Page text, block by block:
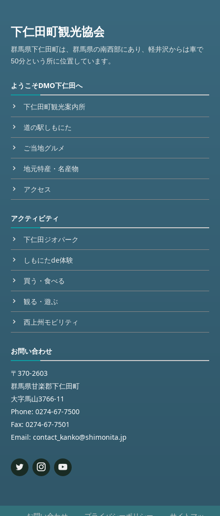
群馬県下仁田町は、群馬県の南西部にあり、軽井沢からは車で
50分という所に位置しています。
ようこそDMO下仁田へ
下仁田町観光案内所
道の駅しもにた
ご当地グルメ
地元特産・名産物
アクセス
アクティビティ
下仁田ジオパーク
しもにたde体験
買う・食べる
観る・遊ぶ
西上州モビリティ
お問い合わせ
〒370-2603
群馬県甘楽郡下仁田町
大字馬山3766-11
Phone: 0274-67-7500
Fax: 0274-67-7501
Email: contact_kanko@shimonita.jp